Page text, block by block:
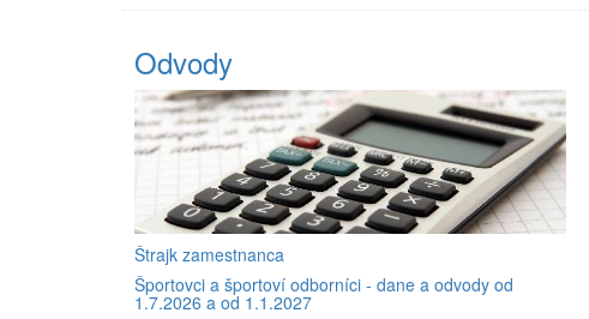
Odvody
Štrajk zamestnanca
Športovci a športoví odborníci - dane a odvody od
1.7.2026 a od 1.1.2027